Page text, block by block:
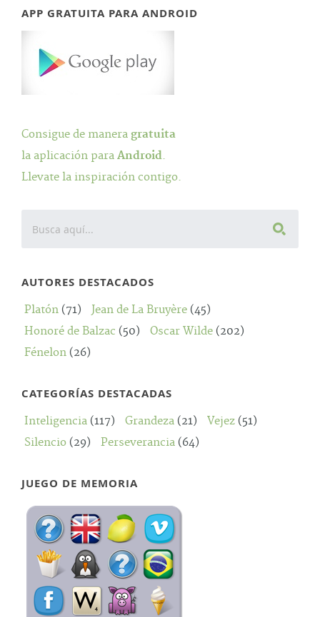
APP GRATUITA PARA ANDROID
Consigue de manera gratuita
la aplicación para Android.
Llevate la inspiración contigo.
AUTORES DESTACADOS
Platón (71) Jean de La Bruyère (45)
Honoré de Balzac (50) Oscar Wilde (202)
Fénelon (26)
CATEGORÍAS DESTACADAS
Inteligencia (117) Grandeza (21) Vejez (51)
Silencio (29) Perseverancia (64)
JUEGO DE MEMORIA